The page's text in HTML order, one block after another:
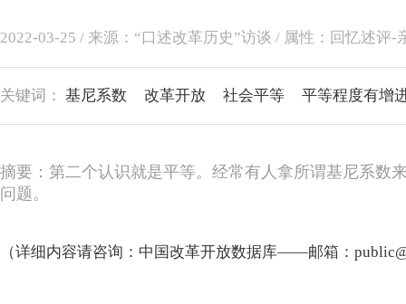
2022-03-25 / 来源：“口述改革历史”访谈 / 属性：回忆述评-
关键词： 基尼系数 改革开放 社会平等 平等程度有增
摘要：第二个认识就是平等。经常有人拿所谓基尼系数
问题。
（详细内容请咨询：中国改革开放数据库——邮箱：